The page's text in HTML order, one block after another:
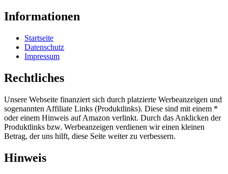
Informationen
Startseite
Datenschutz
Impressum
Rechtliches
Unsere Webseite finanziert sich durch platzierte Werbeanzeigen und
sogenannten Affiliate Links (Produktlinks). Diese sind mit einem *
oder einem Hinweis auf Amazon verlinkt. Durch das Anklicken der
Produktlinks bzw. Werbeanzeigen verdienen wir einen kleinen
Betrag, der uns hilft, diese Seite weiter zu verbessern.
Hinweis